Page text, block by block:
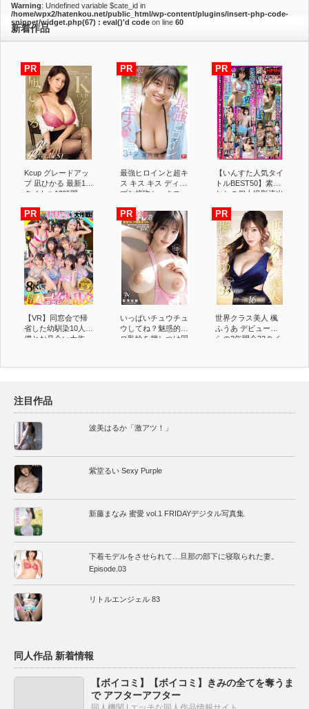
Warning: Undefined variable $cate_id in
/home/wpx2/hatenkou.net/public_html/wp-content/plugins/insert-php-code-
snippet/widget.php(67) : eval()'d code on line 60
新着作品
Kcup グレードアッ
プ 凪ひかる 最新12
タイトル12時間
最強ヒロインと超キ
ス キス キス ディー
プな接吻セックス
【いんすた人気タイ
トルBEST50】素人
たちの個人撮影流出
3500分越え！！
【VR】同窓会で帰
省した幼馴染10人が
僕とお見合い大作
合う超ハーレム中出
いっぱいチュウチュ
ウしてね？魅惑的エ
ロ乳輪を押しつけ国
ソポ大好き女神のト
世界クラス美人 楓
ふうあ デビューか
らの3年間全33タイ
注目作品
波美はるか「激アツ！」
紫堂るい Sexy Purple
新藤まなみ 蜜愛 vol.1 FRIDAYデジタル写真集
下着モデルをさせられて…旦那の部下に寝取られた妻。
Episode.03
リトルエンジェル 83
同人作品 新着情報
【ボイコミ】【ボイコミ】きみの全てを奪うま
で アフターアフター